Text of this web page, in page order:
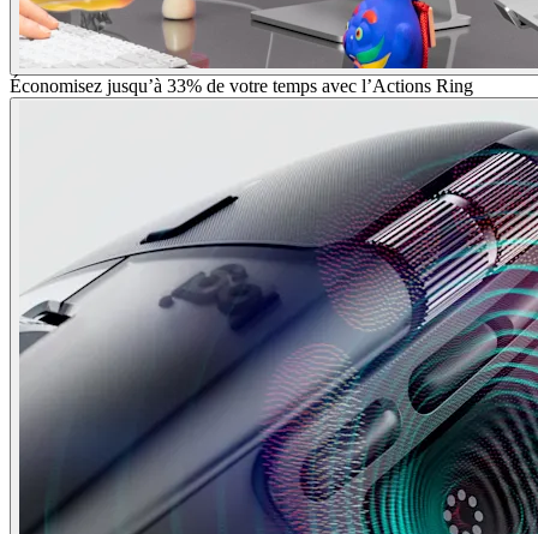
Économisez jusqu’à 33% de votre temps avec l’Actions Ring